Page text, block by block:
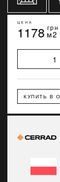
ЦЕНА
1178 грн
м2
КУПИТЬ В